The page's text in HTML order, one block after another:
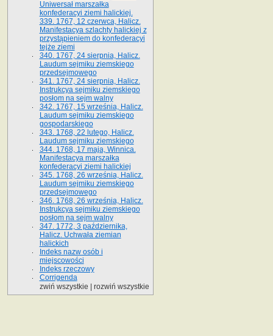
Uniwersał marszałka
konfederacyi ziemi halickiej.
339. 1767, 12 czerwca, Halicz.
Manifestacya szlachty halickiej z
przystąpieniem do konfederacyi
tejże ziemi
340. 1767, 24 sierpnia, Halicz.
Laudum sejmiku ziemskiego
przedsejmowego
341. 1767, 24 sierpnia, Halicz.
Instrukcya sejmiku ziemskiego
posłom na sejm walny
342. 1767, 15 września, Halicz.
Laudum sejmiku ziemskiego
gospodarskiego
343. 1768, 22 lutego, Halicz.
Laudum sejmiku ziemskiego
344. 1768, 17 maja, Winnica.
Manifestacya marszałka
konfederacyi ziemi halickiej
345. 1768, 26 września, Halicz.
Laudum sejmiku ziemskiego
przedsejmowego
346. 1768, 26 września, Halicz.
Instrukcya sejmiku ziemskiego
posłom na sejm walny
347. 1772, 3 października,
Halicz. Uchwała ziemian
halickich
Indeks nazw osób i
miejscowości
Indeks rzeczowy
Corrigenda
zwiń wszystkie
rozwiń wszystkie